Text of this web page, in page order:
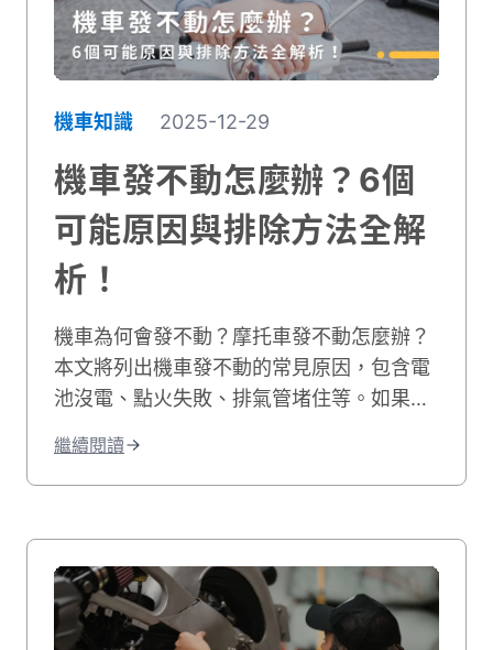
機車知識 2025-12-29
機車發不動怎麼辦？6個
可能原因與排除方法全解
析！
機車為何會發不動？摩托車發不動怎麼辦？
本文將列出機車發不動的常見原因，包含電
池沒電、點火失敗、排氣管堵住等。如果您
除的方法，讓您快速解決機車無法發動的困
境！
繼續閱讀